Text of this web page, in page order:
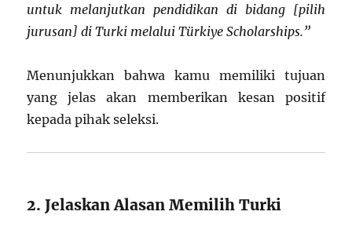
untuk melanjutkan pendidikan di bidang [pilih
jurusan] di Turki melalui Türkiye Scholarships.”
Menunjukkan bahwa kamu memiliki tujuan
yang jelas akan memberikan kesan positif
kepada pihak seleksi.
2. Jelaskan Alasan Memilih Turki